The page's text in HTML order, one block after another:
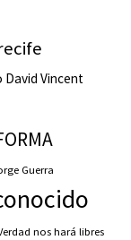
David Vincent
Guerra
nos hará libres